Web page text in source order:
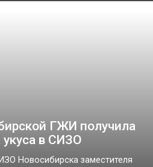
ГЖИ получила
укуса в СИЗО
Новосибирска заместителя